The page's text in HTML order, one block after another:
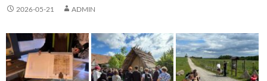
2026-05-21 ADMIN